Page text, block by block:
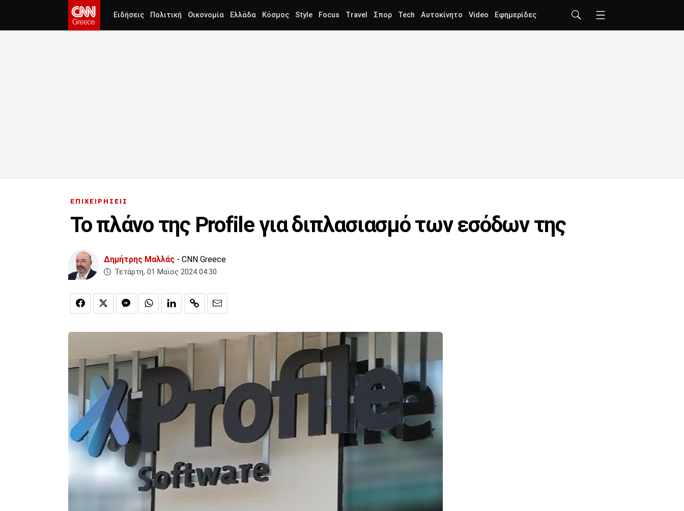
Ειδήσεις Πολιτική Οικονομία Ελλάδα Κόσμος Style Focus Travel Σπορ Tech Αυτοκίνητο Video Εφημερίδες
ΕΠΙΧΕΙΡΗΣΕΙΣ
Το πλάνο της Profile για διπλασιασμό των εσόδων της
Δημήτρης Μαλλάς - CNN Greece
Τετάρτη, 01 Μαϊος 2024 04:30